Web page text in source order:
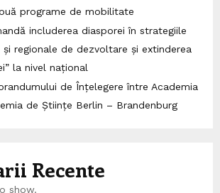
programe de mobilitate
includerea diasporei în strategiile
regionale de dezvoltare și extinderea
la nivel național
de Înțelegere între Academia
de Științe Berlin – Brandenburg
Recente
show.